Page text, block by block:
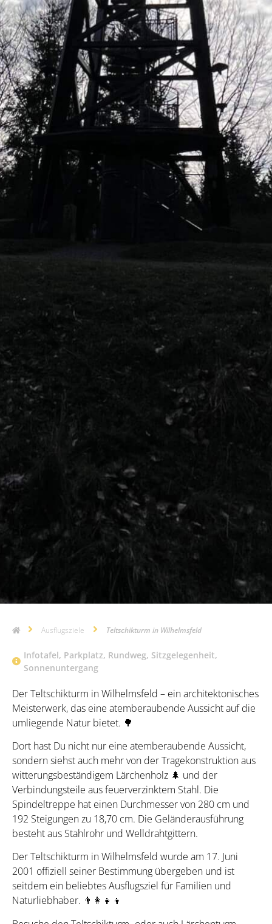
Ausflugsziele Teltschikturm in Wilhelmsfeld
Infotafel, Parkplatz, Rundweg, Sitzgelegenheit,
Sonnenuntergang
Der Teltschikturm in Wilhelmsfeld – ein architektonisches
Meisterwerk, das eine atemberaubende Aussicht auf die
umliegende Natur bietet. 🌳
Dort hast Du nicht nur eine atemberaubende Aussicht,
sondern siehst auch mehr von der Tragekonstruktion aus
witterungsbeständigem Lärchenholz 🌲 und der
Verbindungsteile aus feuerverzinktem Stahl. Die
Spindeltreppe hat einen Durchmesser von 280 cm und
192 Steigungen zu 18,70 cm. Die Geländerausführung
besteht aus Stahlrohr und Welldrahtgittern.
Der Teltschikturm in Wilhelmsfeld wurde am 17. Juni
2001 offiziell seiner Bestimmung übergeben und ist
seitdem ein beliebtes Ausflugsziel für Familien und
Naturliebhaber. 👨‍👩‍👧‍👦